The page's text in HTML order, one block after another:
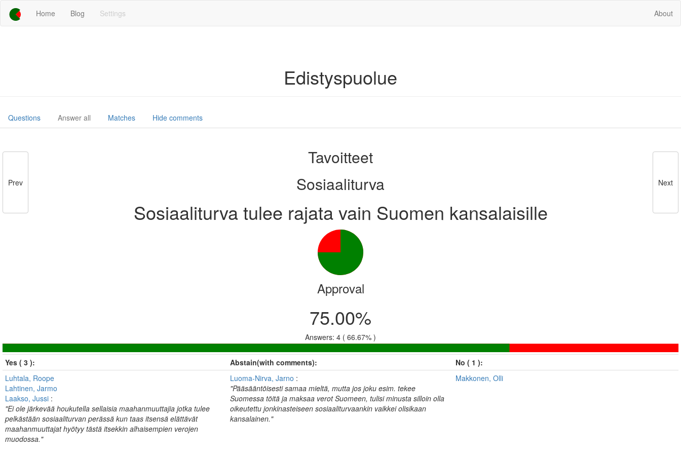
Home Blog Settings About
Edistyspuolue
Questions Answer all Matches Hide comments
Prev
Tavoitteet
Sosiaaliturva
Sosiaaliturva tulee rajata vain Suomen kansalaisille
Next
Approval
75.00%
Answers: 4 ( 66.67% )
Yes ( 3 ): Abstain(with comments):
No ( 1 ):
Luhtala, Roope
Lahtinen, Jarmo
Laakso, Jussi :
"Ei ole järkevää houkutella sellaisia maahanmuuttajia jotka tulee
pelkästään sosiaaliturvan perässä kun taas itsensä elättävät
maahanmuuttajat hyötyy tästä itsekkin alhaisempien verojen
muodossa."
Luoma-Nirva, Jarno :
"Pääsääntöisesti samaa mieltä, mutta jos joku esim. tekee
Suomessa töitä ja maksaa verot Suomeen, tulisi minusta silloin olla
oikeutettu jonkinasteiseen sosiaaliturvaankin vaikkei olisikaan
kansalainen."
Makkonen, Olli